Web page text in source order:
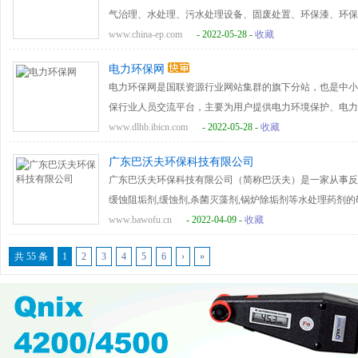
气治理、水处理、污水处理设备、固废处置、环保漆、环
等领域的网络平台，致力于打造中国环保行业第一门户。
牌、环保人才、环保知道、环保图库、环保视频等主要栏
理设备、车内环保产品、室内环保产品、水处理、大气治
www.china-ep.com - 2022-05-28 - 收藏
电力环保网
电力环保网是国联资源行业网站集群的旗下分站，也是中
保行业人员交流平台，主要为用户提供电力环境保护、电
保链商通、DM、EDM、手机报等营销服务。
道、政策法规、技术交流、研究报告、专题、企业库、供
库、EDM、手机报等栏目，为用户提供环保电力设备供应
www.dlhb.ibicn.com - 2022-05-28 - 收藏
广东巴沃夫环保科技有限公司
广东巴沃夫环保科技有限公司（简称巴沃夫）是一家从事
缓蚀阻垢剂,缓蚀剂,杀菌灭藻剂,锅炉除垢剂等水处理药剂
拥有20多项国家发明专利,120多种药剂配方,10多台反应釜
理系统等领域. 巴沃夫目前已被评为"广东省高新技术企
项国家发明专利和实用新型专利.
www.bawofu.cn - 2022-04-09 - 收藏
共 55 条 1 2 3 4 5 6 › »